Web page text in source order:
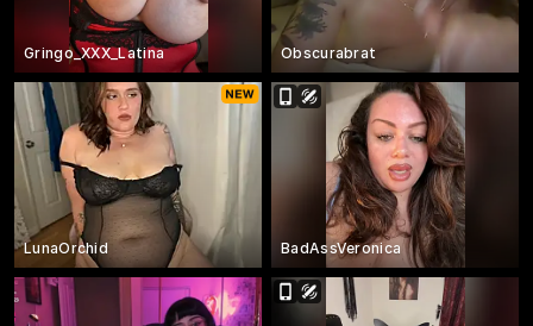
Gringo_XXX_Latina Obscurabrat
LunaOrchid BadAssVeronica